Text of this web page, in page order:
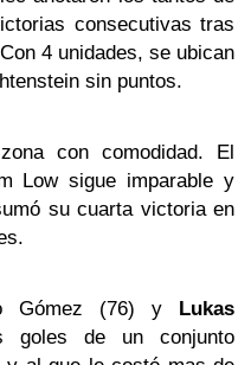
consecutivas tras
4 unidades, se ubican
sin puntos.
con comodidad. El
Low sigue imparable y
su cuarta victoria en
Gómez (76) y Lukas
goles de un conjunto